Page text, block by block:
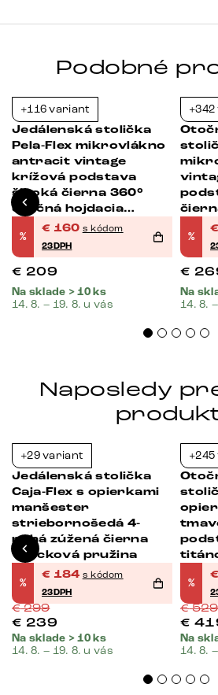
Podobné
+116 variant
Jedálenská stolička
Pela-Flex mikrovlákno
antracit vintage
krížová podstava
široká čierna 360°
otočná hojdacia
funkcia vrecková
pružina
%
€ 160 s kódom
23DPH
€ 209
Na sklade > 10 ks
14. 8. – 19. 8. u vás
%
€
€
Na
14. 8.
Naposledy
+29 variant
Jedálenská stolička
Caja-Flex s opierkami
manšester
striebornošedá 4-
nohá zúžená čierna
vrecková pružina
%
€ 184 s kódom
23DPH
€299
€ 239
Na sklade > 10 ks
14. 8. – 19. 8. u vás
%
€
€529
€
Na
14. 8.